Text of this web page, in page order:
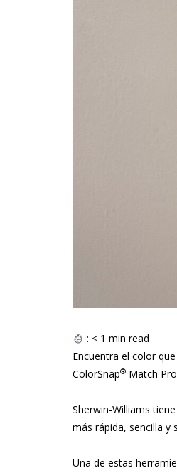
: < 1 min read
Encuentra el color
ColorSnap® Match
Sherwin-Williams
más rápida, sencilla y
Una de estas